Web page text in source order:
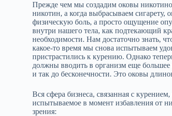
Прежде чем мы создадим оковы
никотин, а когда выбрасываем
физическую боль, а просто ощущение
внутри нашего тела, как подтекающий
необходимости. Нам достаточно знать,
какое‑то время мы снова испытываем
пристрастились к курению. Однако
должны вводить в организм еще большее
и так до бесконечности. Это оковы
Вся сфера бизнеса, связанная с
испытываемое в момент избавления от
зрения: